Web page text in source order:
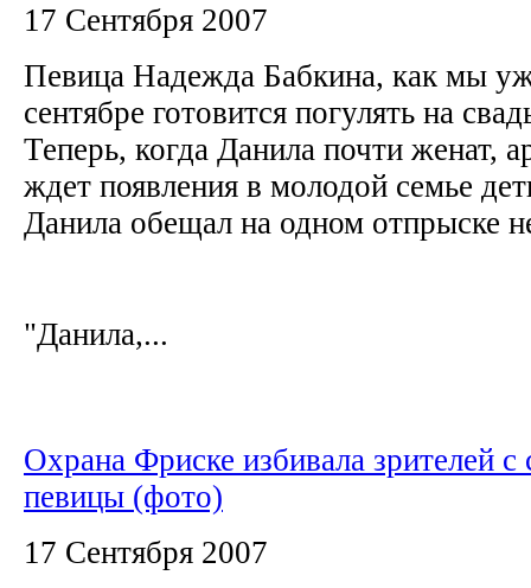
17 Сентября 2007
Певица Надежда Бабкина, как мы
сентябре готовится погулять на
Теперь, когда Данила почти женат,
ждет появления в молодой семье
Данила обещал на одном отпрыске
"Данила,...
Охрана Фриске избивала зрителей с
певицы (фото)
17 Сентября 2007